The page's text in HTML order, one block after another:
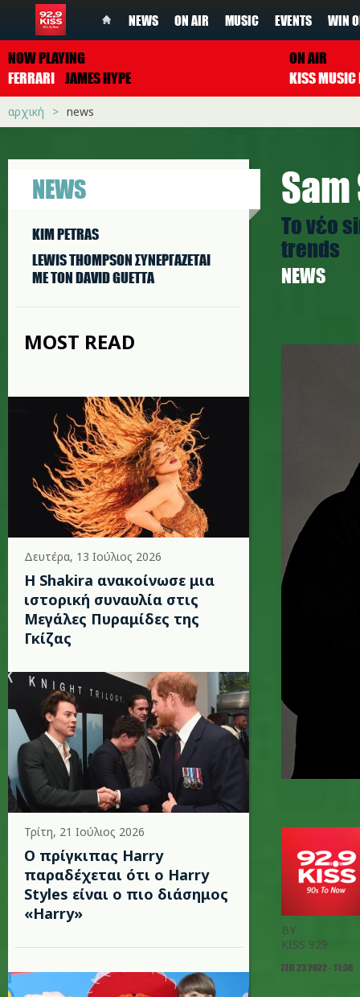
NEWS ON AIR MUSIC EVENTS WIN
NOW PLAYING
FERRARI JAMES HYPE
ON AIR
αρχική news
NEWS
KIM PETRAS
LEWIS THOMPSON ΣΥΝΕΡΓAΖΕΤΑΙ
ΜΕ ΤΟΝ DAVID GUETTA
MOST READ
Δευτέρα, 13 Ιούλιος 2026
Η Shakira ανακοίνωσε μια
ιστορική συναυλία στις
Μεγάλες Πυραμίδες της
Γκίζας
Τρίτη, 21 Ιούλιος 2026
Ο πρίγκιπας Harry
παραδέχεται ότι ο Harry
Styles είναι ο πιο διάσημος
«Harry»
To νέο
trends
NEWS
BY
KISS 929
ΣΕΠ 23 2022 - 11:38